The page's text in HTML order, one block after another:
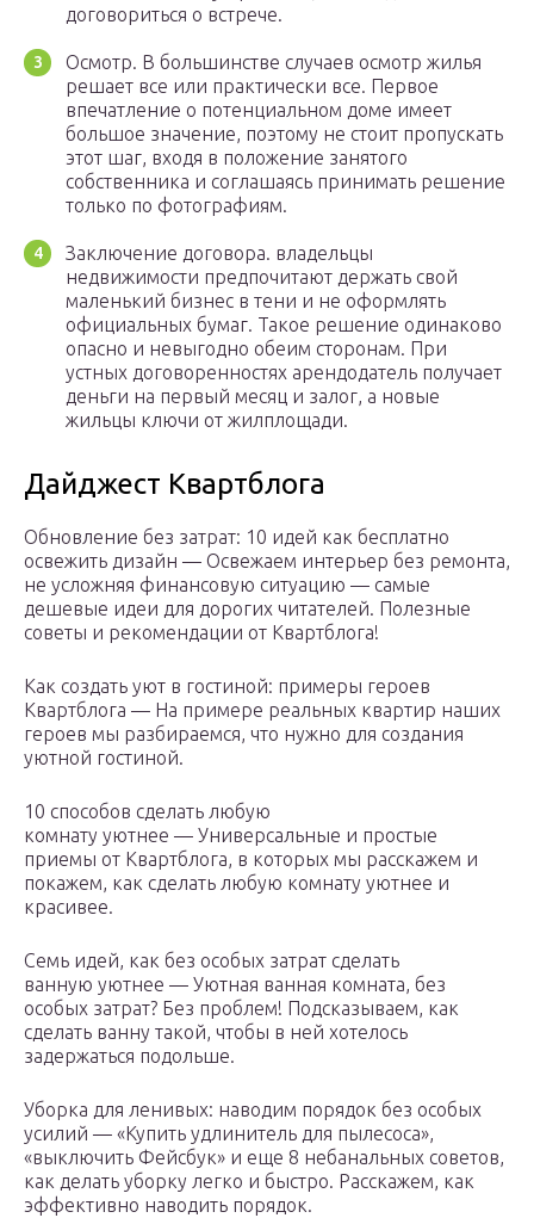
договориться о встрече.
Осмотр. В большинстве случаев осмотр жилья
решает все или практически все. Первое
впечатление о потенциальном доме имеет
большое значение, поэтому не стоит пропускать
этот шаг, входя в положение занятого
собственника и соглашаясь принимать решение
только по фотографиям.
Заключение договора. владельцы
недвижимости предпочитают держать свой
маленький бизнес в тени и не оформлять
официальных бумаг. Такое решение одинаково
опасно и невыгодно обеим сторонам. При
устных договоренностях арендодатель получает
деньги на первый месяц и залог, а новые
жильцы ключи от жилплощади.
Дайджест Квартблога
Обновление без затрат: 10 идей как бесплатно
освежить дизайн — Освежаем интерьер без ремонта,
не усложняя финансовую ситуацию — самые
дешевые идеи для дорогих читателей. Полезные
советы и рекомендации от Квартблога!
Как создать уют в гостиной: примеры героев
Квартблога — На примере реальных квартир наших
героев мы разбираемся, что нужно для создания
уютной гостиной.
10 способов сделать любую
комнату уютнее — Универсальные и простые
приемы от Квартблога, в которых мы расскажем и
покажем, как сделать любую комнату уютнее и
красивее.
Семь идей, как без особых затрат сделать
ванную уютнее — Уютная ванная комната, без
особых затрат? Без проблем! Подсказываем, как
сделать ванну такой, чтобы в ней хотелось
задержаться подольше.
Уборка для ленивых: наводим порядок без особых
усилий — «Купить удлинитель для пылесоса»,
«выключить Фейсбук» и еще 8 небанальных советов,
как делать уборку легко и быстро. Расскажем, как
эффективно наводить порядок.